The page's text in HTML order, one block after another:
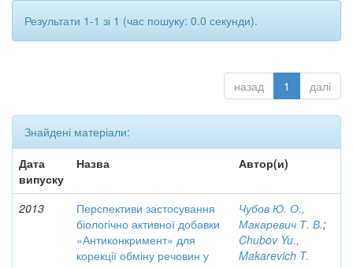
Результати 1-1 зі 1 (час пошуку: 0.0 секунди).
назад 1 далі
Знайдені матеріали:
Дата
випуску
Назва Автор(и)
2013
Перспективи застосування
біологічно активної добавки
«Антиконкримент» для
корекції обміну речовин у
Чубов Ю. О.,
Макаревич Т. В.;
Chubov Yu.,
Makarevich T.